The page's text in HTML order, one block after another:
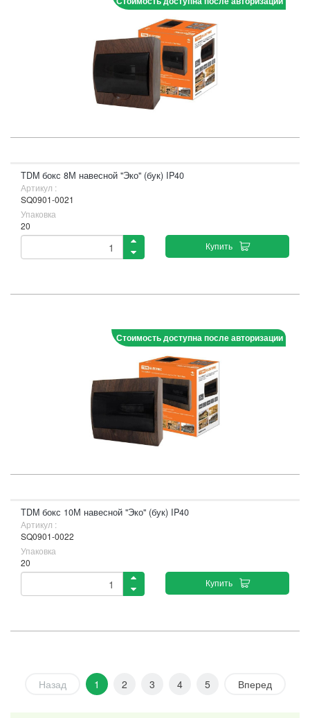
TDM бокс 8М навесной "Эко" (бук) IP40
Артикул :
SQ0901-0021
Упаковка
20
Купить
Стоимость доступна после авторизации
TDM бокс 10М навесной "Эко" (бук) IP40
Артикул :
SQ0901-0022
Упаковка
20
Купить
Назад 1 2 3 4 5 Вперед